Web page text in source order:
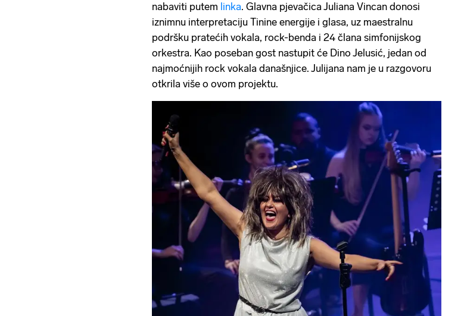
nabaviti putem linka. Glavna pjevačica Juliana Vincan donosi
iznimnu interpretaciju Tinine energije i glasa, uz maestralnu
podršku pratećih vokala, rock-benda i 24 člana simfonijskog
orkestra. Kao poseban gost nastupit će Dino Jelusić, jedan od
najmoćnijih rock vokala današnjice. Julijana nam je u razgovoru
otkrila više o ovom projektu.